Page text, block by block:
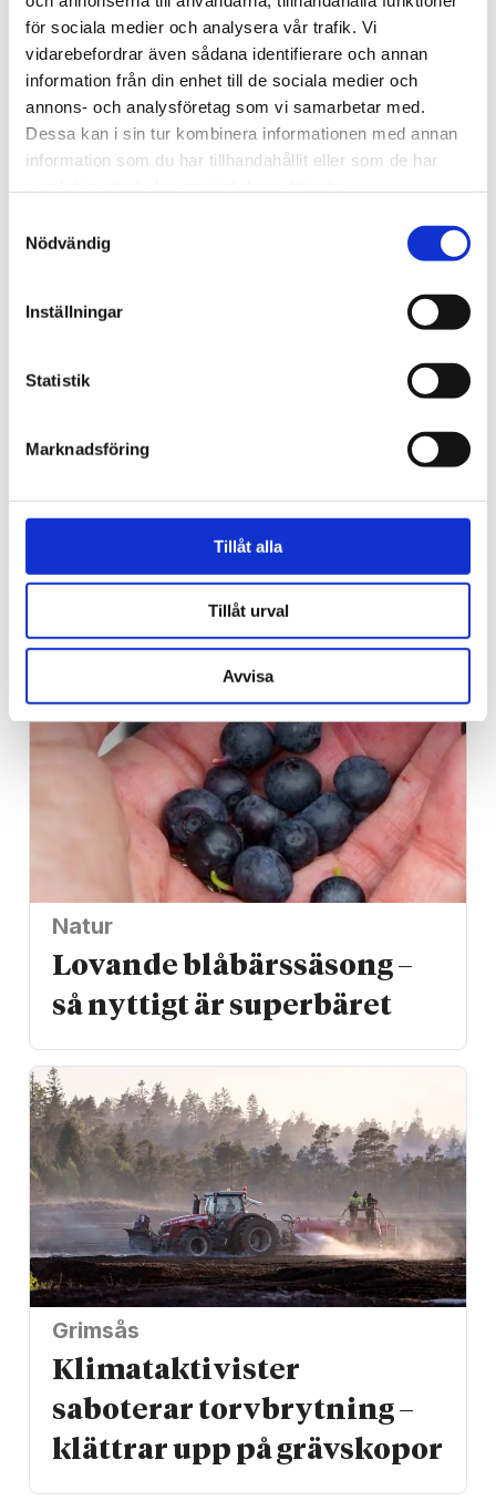
för sociala medier och analysera vår trafik. Vi
vidarebefordrar även sådana identifierare och annan
information från din enhet till de sociala medier och
annons- och analysföretag som vi samarbetar med.
Dessa kan i sin tur kombinera informationen med annan
information som du har tillhandahållit eller som de har
Nödvändig
Inställningar
Statistik
Marknadsföring
Tillåt alla
Tillåt urval
Avvisa
Stockholm
Nu ska kung Jesus lyftas i
Kungsan – detta väntar
besökaren
Spanien/Marocko
Uppgifter: Tusentals
migranter kvar i Ceuta
Natur
Lovande blåbärssäsong –
så nyttigt är superbäret
Grimsås
Klimat­aktivister
saboterar torv­brytning –
klättrar upp på gräv­skopor